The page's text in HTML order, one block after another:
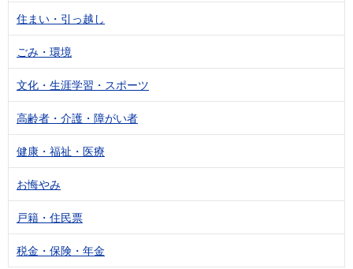
住まい・引っ越し
ごみ・環境
文化・生涯学習・スポーツ
高齢者・介護・障がい者
健康・福祉・医療
お悔やみ
戸籍・住民票
税金・保険・年金